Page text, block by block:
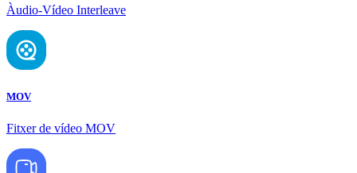
Àudio-Vídeo Interleave
MOV
Fitxer de vídeo MOV